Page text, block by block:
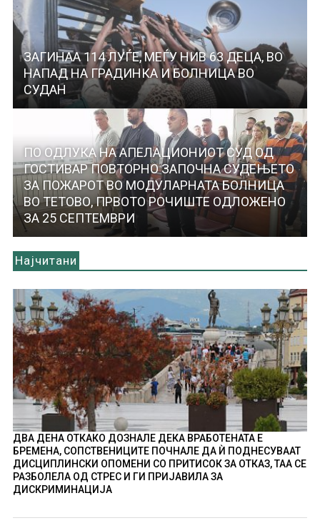
ЗАГИНАА 114 ЛУЃЕ, МЕЃУ НИВ 63 ДЕЦА, ВО
НАПАД НА ГРАДИНКА И БОЛНИЦА ВО
СУДАН
ПО ОДЛУКА НА АПЕЛАЦИОНИОТ СУД ОД
ГОСТИВАР ПОВТОРНО ЗАПОЧНА СУДЕЊЕТО
ЗА ПОЖАРОТ ВО МОДУЛАРНАТА БОЛНИЦА
ВО ТЕТОВО, ПРВОТО РОЧИШТЕ ОДЛОЖЕНО
ЗА 25 СЕПТЕМВРИ
Најчитани
ДВА ДЕНА ОТКАКО ДОЗНАЛЕ ДЕКА ВРАБОТЕНАТА Е
БРЕМЕНА, СОПСТВЕНИЦИТЕ ПОЧНАЛЕ ДА Ѝ ПОДНЕСУВААТ
ДИСЦИПЛИНСКИ ОПОМЕНИ СО ПРИТИСОК ЗА ОТКАЗ, ТАА СЕ
РАЗБОЛЕЛА ОД СТРЕС И ГИ ПРИЈАВИЛА ЗА
ДИСКРИМИНАЦИЈА